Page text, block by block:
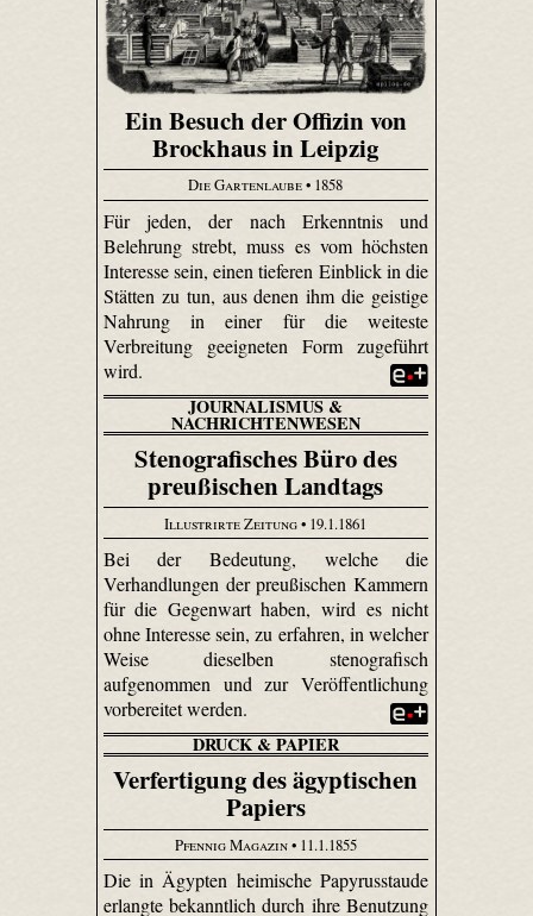
Ein Besuch der Offizin von
Brockhaus in Leipzig
Die Gartenlaube• 1858
Für jeden, der nach Erkenntnis und
Belehrung strebt, muss es vom höchsten
Interesse sein, einen tieferen Einblick in die
Stätten zu tun, aus denen ihm die geistige
Nahrung in einer für die weiteste
Verbreitung geeigneten Form zugeführt
wird.
JOURNALISMUS &
NACHRICHTENWESEN
Stenografisches Büro des
preußischen Landtags
Illustrirte Zeitung• 19.1.1861
Bei der Bedeutung, welche die
Verhandlungen der preußischen Kammern
für die Gegenwart haben, wird es nicht
ohne Interesse sein, zu erfahren, in welcher
Weise dieselben stenografisch
aufgenommen und zur Veröffentlichung
vorbereitet werden.
DRUCK & PAPIER
Verfertigung des ägyptischen
Papiers
Pfennig Magazin• 11.1.1855
Die in Ägypten heimische Papyrusstaude
erlangte bekanntlich durch ihre Benutzung